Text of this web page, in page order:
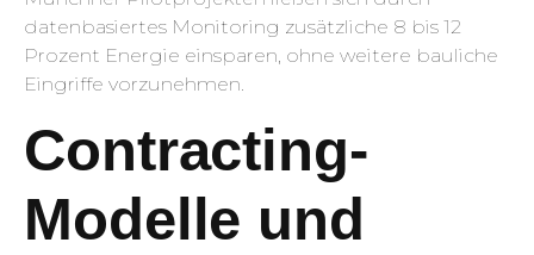
datenbasiertes Monitoring zusätzliche 8 bis 12
Prozent Energie einsparen, ohne weitere bauliche
Eingriffe vorzunehmen.
Contracting-
Modelle und